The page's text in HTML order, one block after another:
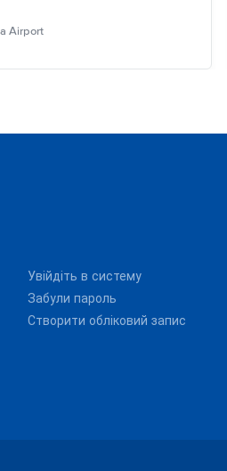
Airport
Увійдіть в систему
Забули пароль
Створити обліковий запис